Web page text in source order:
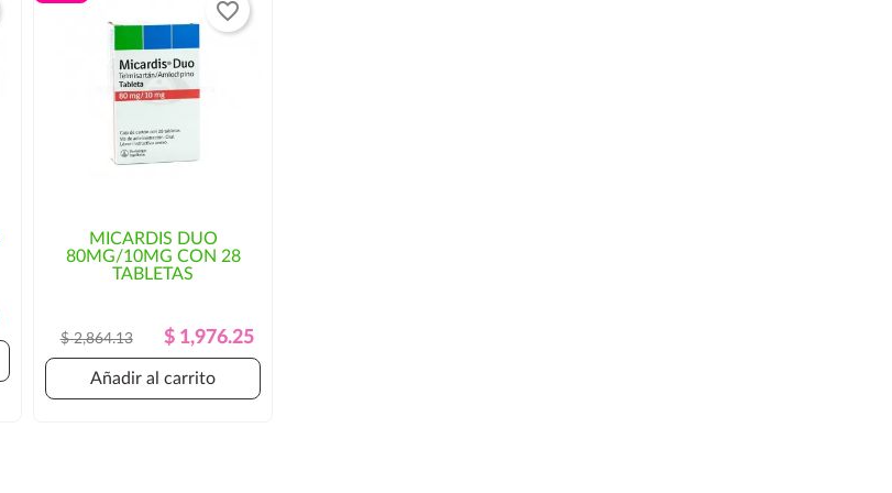
MICARDIS DUO
80MG/10MG CON 28
TABLETAS
Precio
Regular
$ 2,864.13 Precio
$ 1,976.25
Añadir al carrito
favorite_border